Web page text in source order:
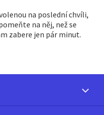
na poslední chvíli,
na něj, než se
zabere jen pár minut.